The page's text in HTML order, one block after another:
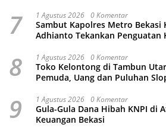
7 1 Agustus 2026 0 Komentar
Sambut Kapolres Metro Bekasi
Adhianto Tekankan Penguatan
8 1 Agustus 2026 0 Komentar
Toko Kelontong di Tambun
Pemuda, Uang dan Puluhan
9 1 Agustus 2026 0 Komentar
Gula-Gula Dana Hibah KNPI di
Keuangan Bekasi